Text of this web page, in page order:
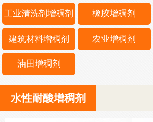
工业清洗剂增稠剂 橡胶增稠剂
建筑材料增稠剂 农业增稠剂
油田增稠剂
水性耐酸增稠剂